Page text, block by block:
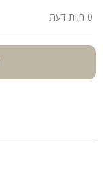
0 חוות דעת